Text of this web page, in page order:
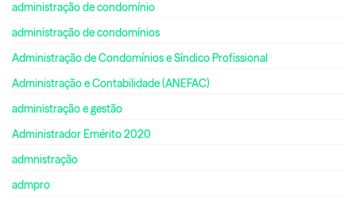
administração de condomínio
administração de condomínios
Administração de Condomínios e Síndico Profissional
Administração e Contabilidade (ANEFAC)
administração e gestão
Administrador Emérito 2020
admnistração
admpro